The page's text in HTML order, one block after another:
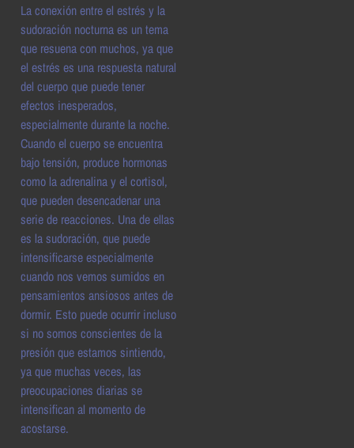
La conexión entre el estrés y la
sudoración nocturna es un tema
que resuena con muchos, ya que
el estrés es una respuesta natural
del cuerpo que puede tener
efectos inesperados,
especialmente durante la noche.
Cuando el cuerpo se encuentra
bajo tensión, produce hormonas
como la adrenalina y el cortisol,
que pueden desencadenar una
serie de reacciones. Una de ellas
es la sudoración, que puede
intensificarse especialmente
cuando nos vemos sumidos en
pensamientos ansiosos antes de
dormir. Esto puede ocurrir incluso
si no somos conscientes de la
presión que estamos sintiendo,
ya que muchas veces, las
preocupaciones diarias se
intensifican al momento de
acostarse.